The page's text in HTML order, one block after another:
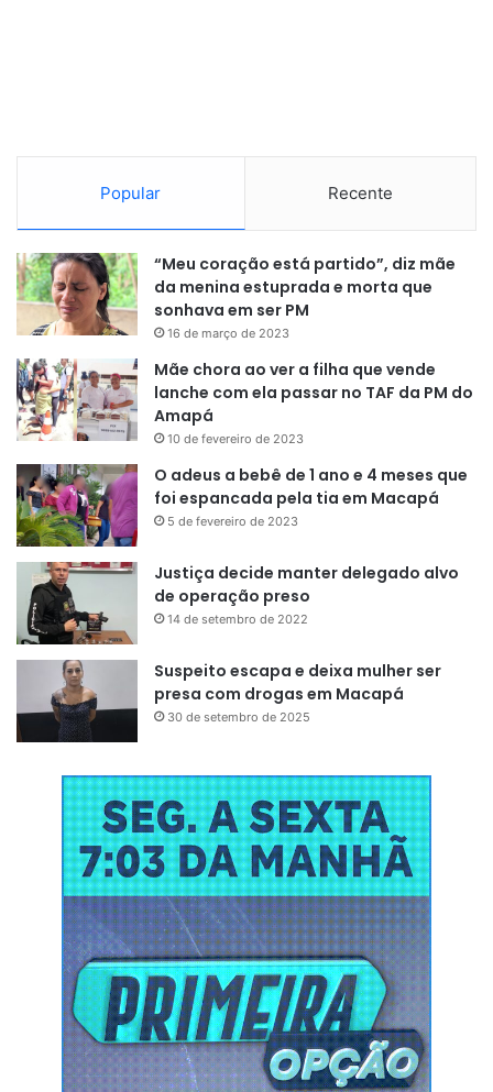
Popular Recente
“Meu coração está partido”, diz mãe
da menina estuprada e morta que
sonhava em ser PM
16 de março de 2023
Mãe chora ao ver a filha que vende
lanche com ela passar no TAF da PM do
Amapá
10 de fevereiro de 2023
O adeus a bebê de 1 ano e 4 meses que
foi espancada pela tia em Macapá
5 de fevereiro de 2023
Justiça decide manter delegado alvo
de operação preso
14 de setembro de 2022
Suspeito escapa e deixa mulher ser
presa com drogas em Macapá
30 de setembro de 2025